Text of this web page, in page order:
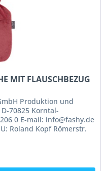
MIT FLAUSCHBEZUG
Produktion und
70825 Korntal-
0 E-mail: info@fashy.de
Roland Kopf Römerstr.